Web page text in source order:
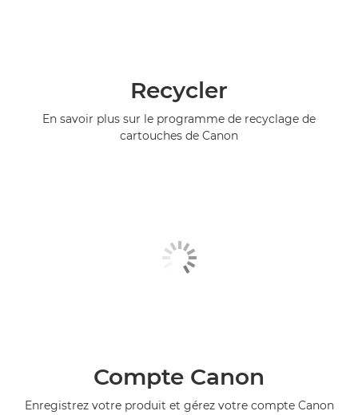
Recycler
En savoir plus sur le programme de recyclage de
cartouches de Canon
Compte Canon
Enregistrez votre produit et gérez votre compte Canon